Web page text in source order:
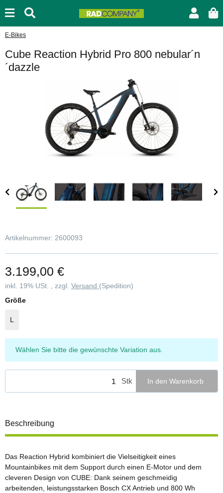
E-Bikes
Cube Reaction Hybrid Pro 800 nebular´n
´dazzle
Artikelnummer: 2600093
3.199,00 €
inkl. 19% USt. , zzgl. Versand (Spedition)
Größe
L
x
Wählen Sie bitte die gewünschte Variation aus.
Stk In den Warenkorb
Beschreibung
Das Reaction Hybrid kombiniert die Vielseitigkeit eines
Mountainbikes mit dem Support durch einen E-Motor und dem
cleveren Design von CUBE: Dank seinem geschmeidig
arbeitenden, leistungsstarken Bosch CX Antrieb und 800 Wh